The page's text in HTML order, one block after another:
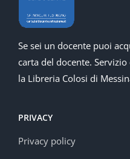
Se sei un docente puoi
carta del docente.
la Libreria Colosi di
PRIVACY
Privacy policy